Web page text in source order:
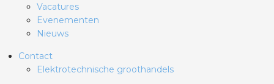
Vacatures
Evenementen
Nieuws
Contact
Elektrotechnische groothandels